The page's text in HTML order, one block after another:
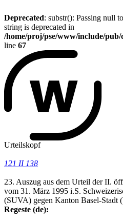
Deprecated: substr(): Passing null
string is deprecated in
/home/proj/pse/www/include/pub/
line 67
Urteilskopf
121 II 138
23. Auszug aus dem Urteil der II.
vom 31. März 1995 i.S.
(SUVA) gegen Kanton Basel-Stadt
Regeste (de):